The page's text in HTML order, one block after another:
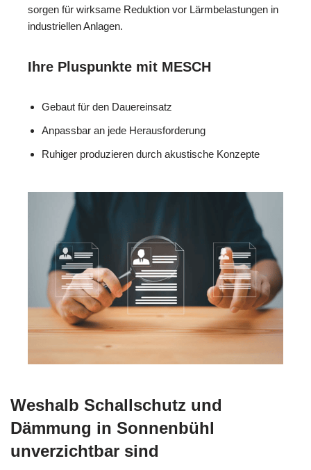
sorgen für wirksame Reduktion vor Lärmbelastungen in
industriellen Anlagen.
Ihre Pluspunkte mit MESCH
Gebaut für den Dauereinsatz
Anpassbar an jede Herausforderung
Ruhiger produzieren durch akustische Konzepte
Weshalb Schallschutz und
Dämmung in Sonnenbühl
unverzichtbar sind